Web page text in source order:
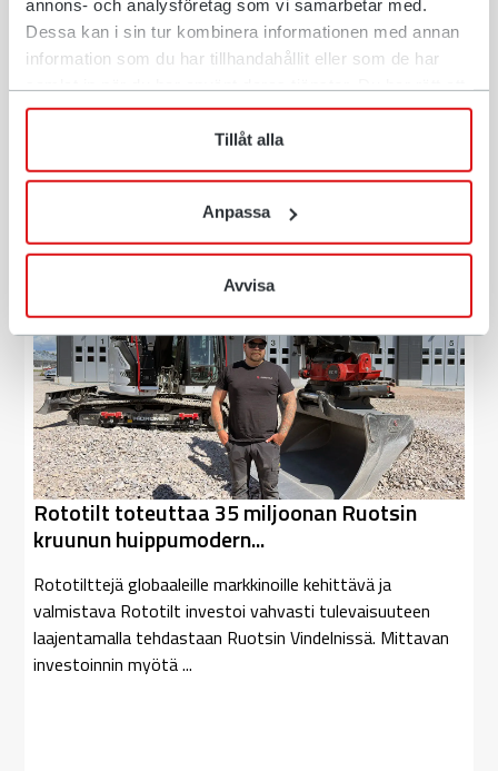
annons- och analysföretag som vi samarbetar med.
Dessa kan i sin tur kombinera informationen med annan
information som du har tillhandahållit eller som de har
när som helst återkalla ditt lämnade samtycke.
Tillåt alla
Anpassa
Avvisa
Press
6.5.2024
Rototilt toteuttaa 35 miljoonan Ruotsin
kruunun huippumodern...
Rototilttejä globaaleille markkinoille kehittävä ja
valmistava Rototilt investoi vahvasti tulevaisuuteen
laajentamalla tehdastaan Ruotsin Vindelnissä. Mittavan
investoinnin myötä ...